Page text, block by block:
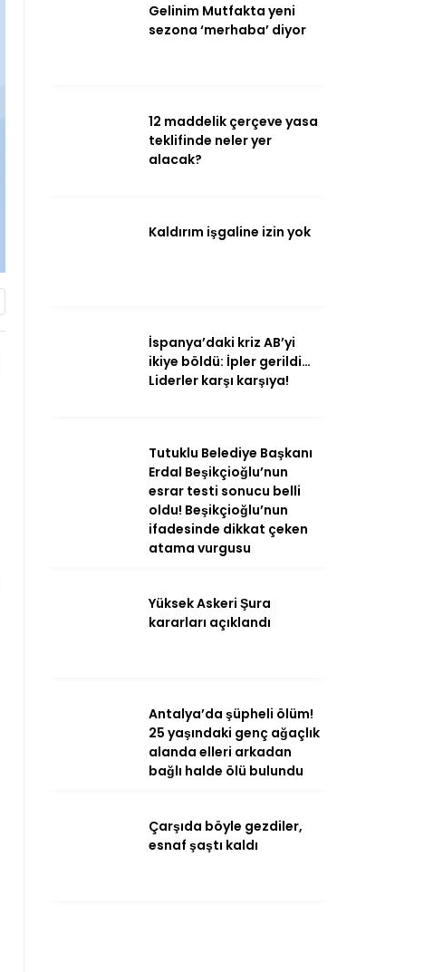
Gelinim Mutfakta yeni
sezona ‘merhaba’ diyor
12 maddelik çerçeve yasa
teklifinde neler yer
alacak?
Kaldırım işgaline izin yok
İspanya’daki kriz AB’yi
ikiye böldü: İpler gerildi…
Liderler karşı karşıya!
Tutuklu Belediye Başkanı
Erdal Beşikçioğlu’nun
esrar testi sonucu belli
oldu! Beşikçioğlu’nun
ifadesinde dikkat çeken
atama vurgusu
Yüksek Askeri Şura
kararları açıklandı
Antalya’da şüpheli ölüm!
25 yaşındaki genç ağaçlık
alanda elleri arkadan
bağlı halde ölü bulundu
Çarşıda böyle gezdiler,
esnaf şaştı kaldı